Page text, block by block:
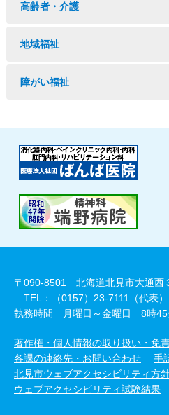
高齢者・介護
地域福祉
障がい福祉
〒090-8501 北海道北見市大通西
TEL：（0157）23-7111（代表）
執務時間 月曜日～金曜日 8時45
著作権・個人情報の取り扱い・免
各課の連絡先・お問い合わせ
手
北見市ウェブアクセシビリティ方
ウェブアクセシビリティ試験結果